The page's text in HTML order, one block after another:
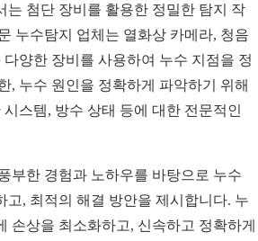
는 첨단 장비를 활용한 정밀한 탐지 작
누수탐지 업체는 열화상 카메라, 청음
양한 장비를 사용하여 누수 지점을 정
, 누수 원인을 정확하게 파악하기 위해
스템, 방수 상태 등에 대한 전문적인
부한 경험과 노하우를 바탕으로 누수
고, 최적의 해결 방안을 제시합니다. 누
손상을 최소화하고, 신속하고 정확하게